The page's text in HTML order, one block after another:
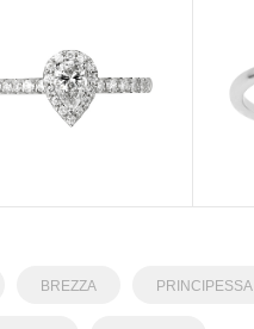
BREZZA PRINCIPESSA